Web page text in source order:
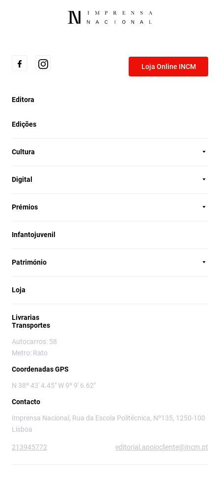
Loja Online INCM
Editora
Edições
Cultura
Digital
Prémios
Infantojuvenil
Património
Loja
Livrarias
Transportes
Autocarros: 58
Metro: Rato
Coordenadas GPS
N 38º 43' 4.45" W 9º 9' 6.62"
Contacto
Imprensa Nacional, Rua da Escola Politécnica, Nº135, 1250-100
Lisboa
213945772 editorial.apoiocliente@incm.pt